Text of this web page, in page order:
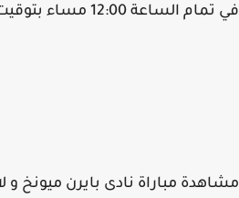
الساعة 12:00 مساء بتوقيت الإمارات
مباراة نادى بايرن ميونخ و